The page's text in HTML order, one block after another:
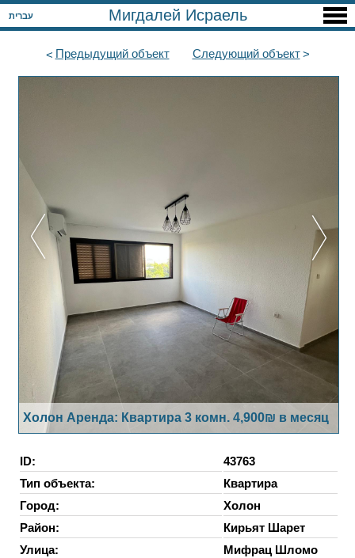
עברית Мигдалей Исраель
Предыдущийобъект Следующийобъект
Холон Аренда: Квартира 3 комн. 4,900₪ в месяц
ID:
43763
Тип объекта:
Квартира
Город:
Холон
Район:
Кирьят Шарет
Улица:
Мифрац Шломо